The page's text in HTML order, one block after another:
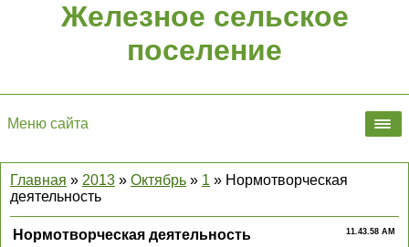
Железное сельское
поселение
Меню сайта
Главная » 2013 » Октябрь » 1 » Нормотворческая
деятельность
11.43.58 AM
Нормотворческая деятельность